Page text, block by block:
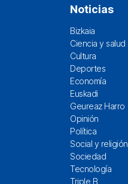
Noticias
Bizkaia
Ciencia y salud
Cultura
Deportes
Economía
Euskadi
Geureaz Harro
Opinión
Política
Social y religión
Sociedad
Tecnología
Triple B